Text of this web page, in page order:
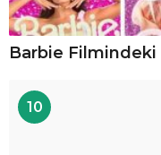
Barbie Filmindeki
10